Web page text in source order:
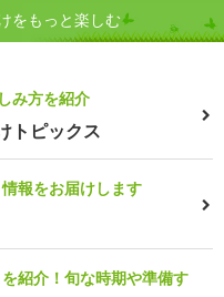
をもっと楽しむ
み方を紹介
トピックス
報をお届けします
紹介！旬な時期や準備す